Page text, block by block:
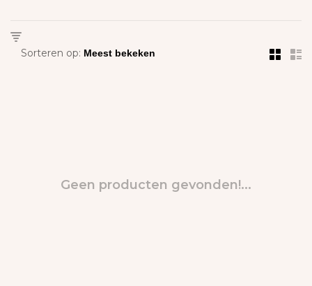
Sorteren op:
Geen producten gevonden!...